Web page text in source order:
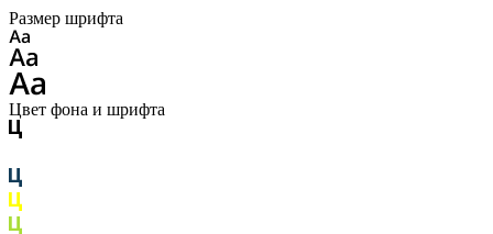
Размер шрифта
Цвет фона и шрифта